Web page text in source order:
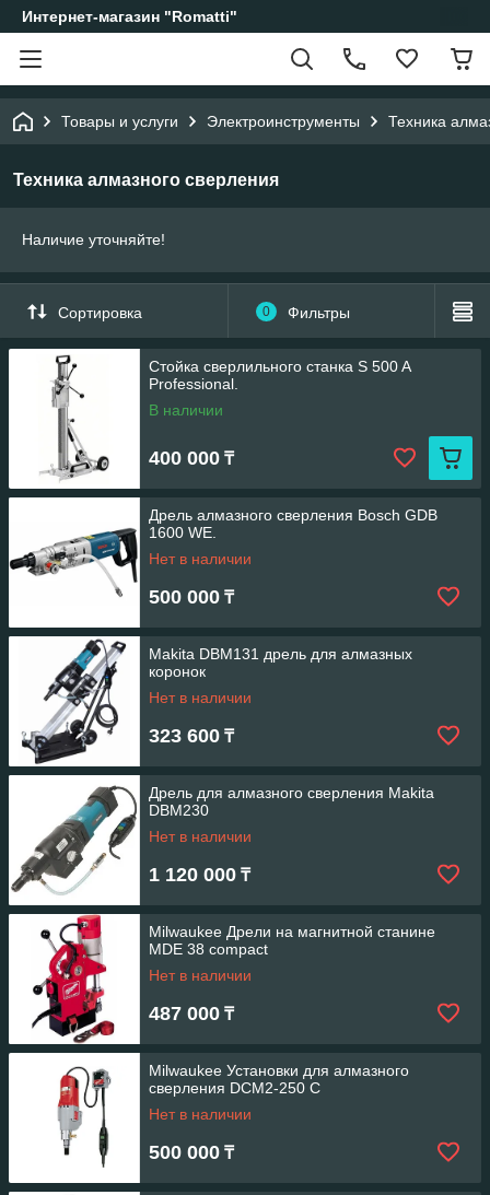
Интернет-магазин "Romatti"
Товары и услуги Электроинструменты Техника
Техника алмазного сверления
Наличие уточняйте!
Сортировка 0 Фильтры
Стойка сверлильного станка S 500 A
Professional.
В наличии
400 000 ₸
Дрель алмазного сверления Bosch GDB
1600 WE.
Нет в наличии
500 000 ₸
Makita DBM131 дрель для алмазных
коронок
Нет в наличии
323 600 ₸
Дрель для алмазного сверления Makita
DBM230
Нет в наличии
1 120 000 ₸
Milwaukee Дрели на магнитной станине
MDE 38 compact
Нет в наличии
487 000 ₸
Milwaukee Установки для алмазного
сверления DCM2-250 C
Нет в наличии
500 000 ₸